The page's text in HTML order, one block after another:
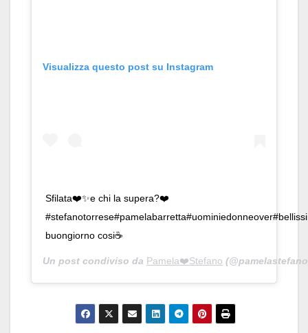
Visualizza questo post su Instagram
Sfilata❤️✨e chi la supera?❤️
buongiorno cosi☕️
Un post condiviso da Pamela❤️Stefano